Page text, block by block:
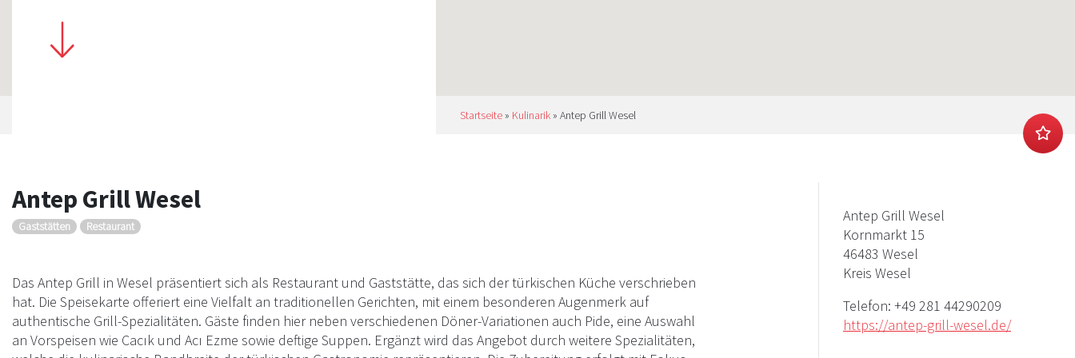
Startseite » Kulinarik » Antep Grill Wesel
Antep Grill Wesel
Gaststätten Restaurant
Das Antep Grill in Wesel präsentiert sich als Restaurant und Gaststätte, das sich der türkischen Küche verschrieben
hat. Die Speisekarte offeriert eine Vielfalt an traditionellen Gerichten, mit einem besonderen Augenmerk auf
authentische Grill-Spezialitäten. Gäste finden hier neben verschiedenen Döner-Variationen auch Pide, eine Auswahl
an Vorspeisen wie Cacık und Acı Ezme sowie deftige Suppen. Ergänzt wird das Angebot durch weitere Spezialitäten,
Antep Grill Wesel
Kornmarkt 15
46483 Wesel
Kreis Wesel
Telefon: +49 281 44290209
https://antep-grill-wesel.de/